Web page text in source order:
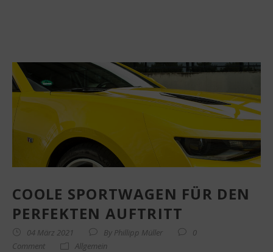
COOLE SPORTWAGEN FÜR DEN
PERFEKTEN AUFTRITT
04 März 2021 By Phillipp Müller
0
Comment
Allgemein